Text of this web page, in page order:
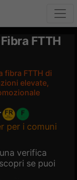
FTTH
fibra FTTH di
elevate,
per i comuni
verifica
se puoi